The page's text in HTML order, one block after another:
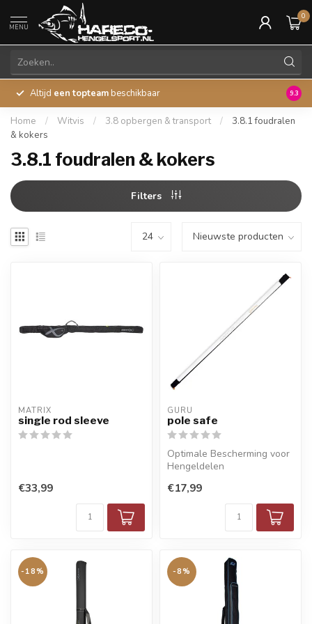
MENU
0
Altijd een topteam beschikbaar 45
9.3
Home / Witvis / 3.8 opbergen & transport /
3.8.1 foudralen
& kokers
3.8.1 foudralen & kokers
Filters
MATRIX
single rod sleeve
€33,99
GURU
pole safe
Optimale Bescherming voor
Hengeldelen
€17,99
-18% -8%